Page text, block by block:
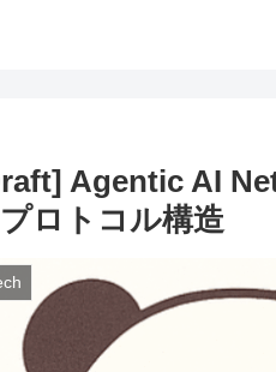
Agentic AI
ロトコル構造